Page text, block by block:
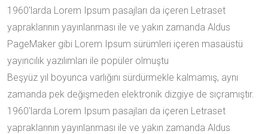
1960'larda Lorem Ipsum pasajları da içeren Letraset
yapraklarının yayınlanması ile ve yakın zamanda Aldus
PageMaker gibi Lorem Ipsum sürümleri içeren masaüstü
yayıncılık yazılımları ile popüler olmuştu
Beşyüz yıl boyunca varlığını sürdürmekle kalmamış, aynı
zamanda pek değişmeden elektronik dizgiye de sıçramıştır.
1960'larda Lorem Ipsum pasajları da içeren Letraset
yapraklarının yayınlanması ile ve yakın zamanda Aldus